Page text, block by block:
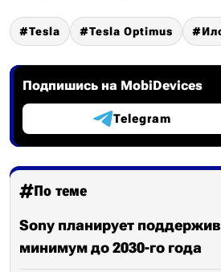
Tesla Tesla Optimus
Подпишись на MobiDevices
Telegram
По теме
Sony планирует
минимум до 2030-го года